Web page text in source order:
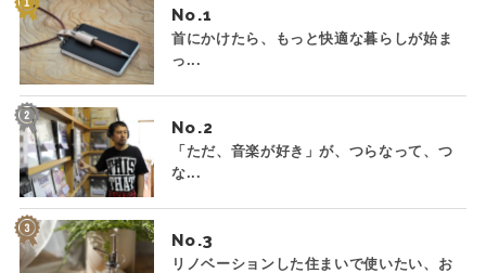
No.
首にかけたら、もっと快適な暮らしが始ま
っ...
No.
「ただ、音楽が好き」が、つらなって、つ
な...
No.
リノベーションした住まいで使いたい、お